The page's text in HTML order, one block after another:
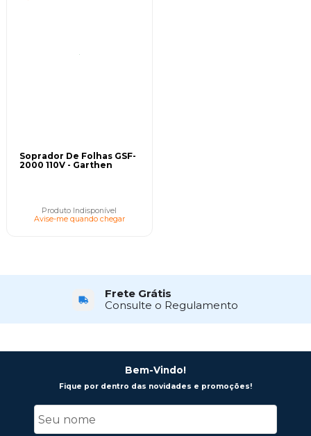
Soprador De Folhas GSF-
2000 110V - Garthen
Produto Indisponível
Avise-me quando chegar
Frete Grátis
Consulte o Regulamento
Bem-Vindo!
Fique por dentro das novidades e promoções!